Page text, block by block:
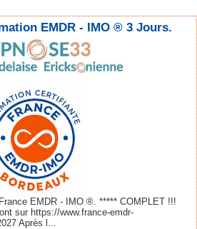
EMDR - IMO ® 3 Jours.
EMDR - IMO ®. ***** COMPLET !!!
sur https://www.france-emdr-
Après l...